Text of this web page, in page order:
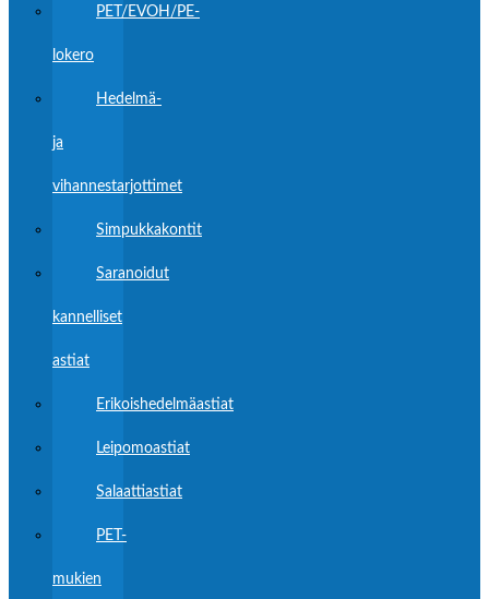
PET/EVOH/PE-
lokero
Hedelmä-
ja
vihannestarjottimet
Simpukkakontit
Saranoidut
kannelliset
astiat
Erikoishedelmäastiat
Leipomoastiat
Salaattiastiat
PET-
mukien